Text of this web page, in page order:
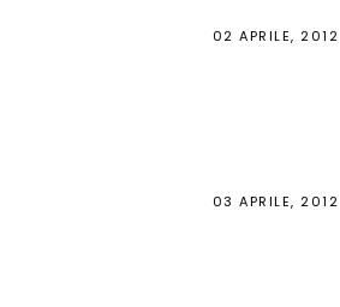
02 APRILE, 2012
03 APRILE, 2012